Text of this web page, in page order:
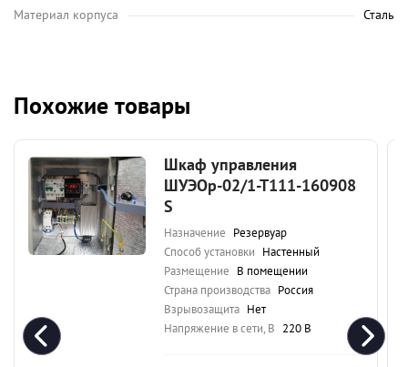
Материал корпуса Сталь
Похожие товары
Шкаф управления
ШУЭОр-02/1-Т111-160908
S
Назначение Резервуар
Способ установки Настенный
Размещение В помещении
Страна производства Россия
Взрывозащита Нет
Напряжение в сети, В 220 В